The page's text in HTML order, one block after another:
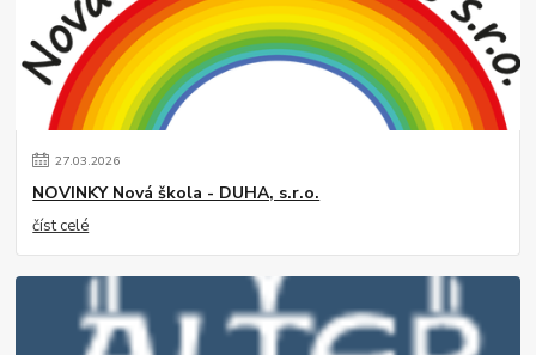
27.03.2026
NOVINKY Nová škola - DUHA, s.r.o.
číst celé